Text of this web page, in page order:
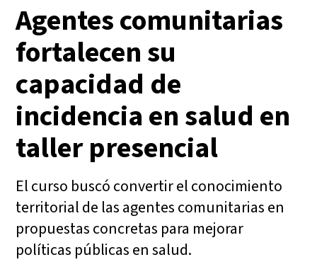
Agentes comunitarias
fortalecen su
capacidad de
incidencia en salud en
taller presencial
El curso buscó convertir el conocimiento
territorial de las agentes comunitarias en
propuestas concretas para mejorar
políticas públicas en salud.